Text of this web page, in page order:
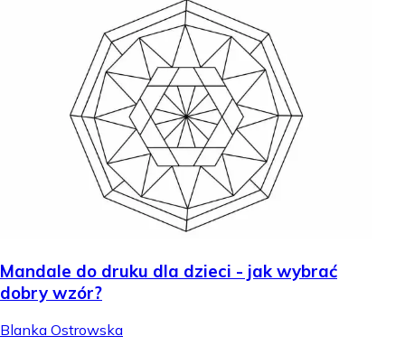
Mandale do druku dla dzieci - jak wybrać
dobry wzór?
Blanka Ostrowska